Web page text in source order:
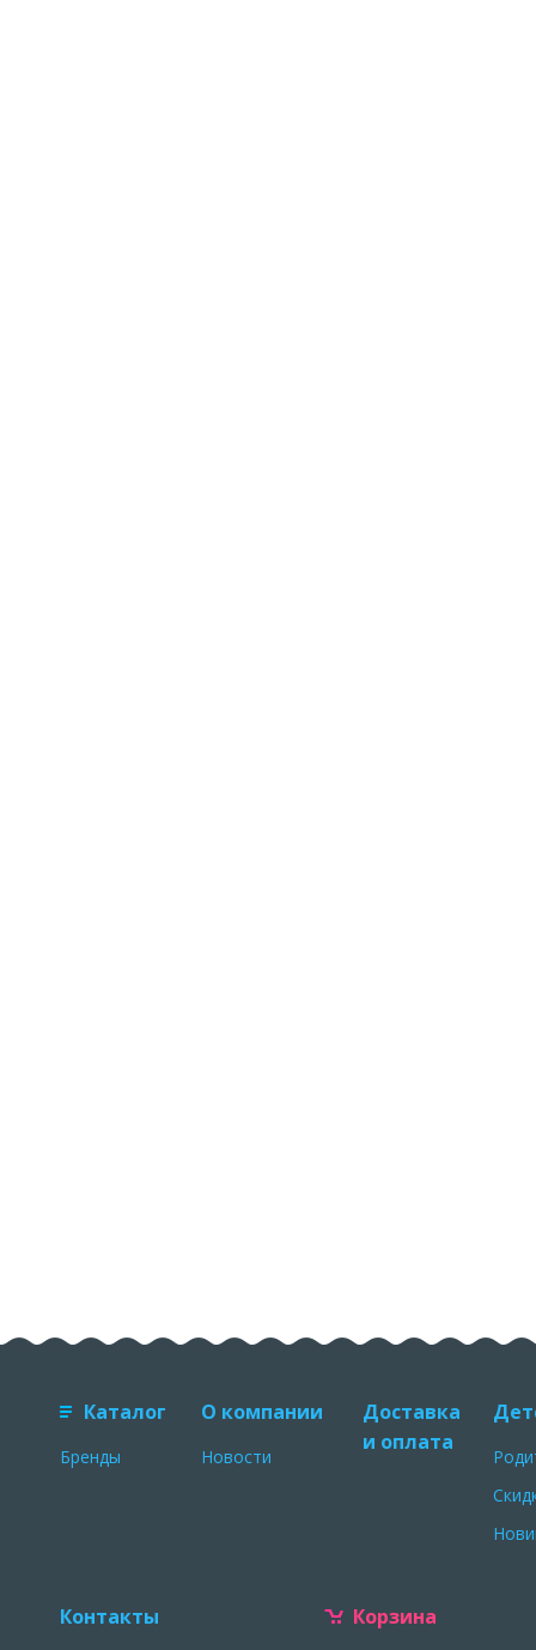
Каталог
Бренды
О компании
Новости
Доставка
и оплата
Контакты Корзина